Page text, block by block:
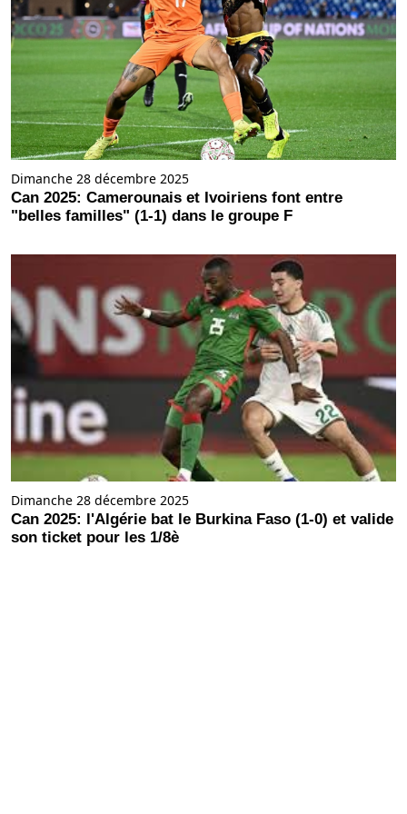
Dimanche 28 décembre 2025
Can 2025: Camerounais et Ivoiriens font entre
"belles familles" (1-1) dans le groupe F
Dimanche 28 décembre 2025
Can 2025: l'Algérie bat le Burkina Faso (1-0) et valide
son ticket pour les 1/8è